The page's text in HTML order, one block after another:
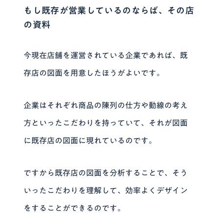
もし既存が営業しているのならば、その店
の資料
今現在店舗を運営されている企業であれば、既
存店の図面を用意したほうがよいです。
企業はそれぞれ商品の陳列の仕方や動線の考え
方といったこだわりを持っていて、それが図面
に既存店の図面に現れているのです。
ですから既存店の図面を分析することで、そう
いったこだわりを理解して、効率よくデザイン
をすることができるのです。